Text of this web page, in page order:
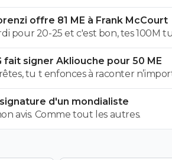
supérieure au 1,2 milliards
avec l’Arabie Saoudite!
offre 81 ME à Frank McCourt
20-25 et c'est bon, tes 100M tu les
on
Hojberg weah, Emerson, Paixao et
malin , on pourrait faire une
fait signer Akliouche pour 50 ME
tu t enfonces à raconter
de la merde, ça fait un peu plus de 2
et c est pour ça qu il ne
Paris le prend cet été car il était
qu une place s est libérée avec
il a le profil recherché de milieu
d'un mondialiste
avis. Comme tout les autres.